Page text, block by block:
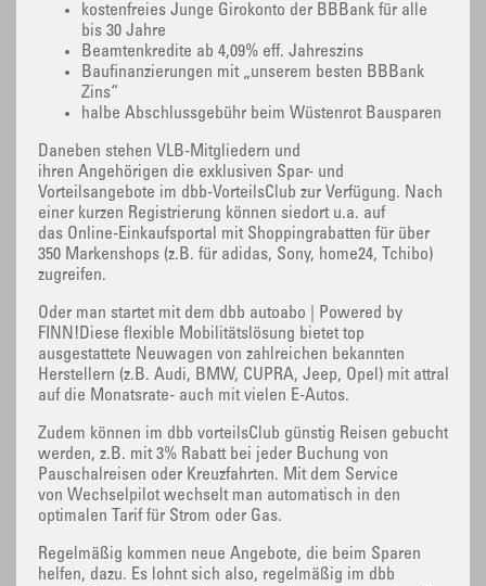
kostenfreies Junge Girokonto der BBBank für alle
bis 30 Jahre
Beamtenkredite ab 4,09% eff. Jahreszins
Baufinanzierungen mit „unserem besten BBBank
Zins“
halbe Abschlussgebühr beim Wüstenrot Bausparen
Daneben stehen VLB-Mitgliedern und
ihren Angehörigen die exklusiven Spar- und
Vorteilsangebote im dbb-VorteilsClub zur Verfügung. Nach
einer kurzen Registrierung können siedort u.a. auf
das Online-Einkaufsportal mit Shoppingrabatten für über
350 Markenshops (z.B. für adidas, Sony, home24, Tchibo)
zugreifen.
Oder man startet mit dem dbb autoabo | Powered by
FINN!Diese flexible Mobilitätslösung bietet top
ausgestattete Neuwagen von zahlreichen bekannten
Herstellern (z.B. Audi, BMW, CUPRA, Jeep, Opel) mit
auf die Monatsrate- auch mit vielen E-Autos.
Zudem können im dbb vorteilsClub günstig Reisen gebucht
werden, z.B. mit 3% Rabatt bei jeder Buchung von
Pauschalreisen oder Kreuzfahrten. Mit dem Service
von Wechselpilot wechselt man automatisch in den
optimalen Tarif für Strom oder Gas.
Regelmäßig kommen neue Angebote, die beim Sparen
helfen, dazu. Es lohnt sich also, regelmäßig im dbb